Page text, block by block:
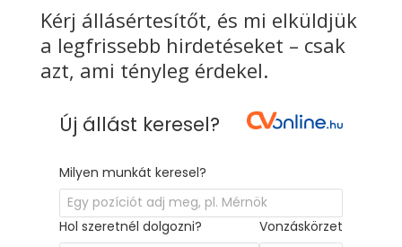
Kérj állásértesítőt, és mi elküldjük
a legfrissebb hirdetéseket – csak
azt, ami tényleg érdekel.